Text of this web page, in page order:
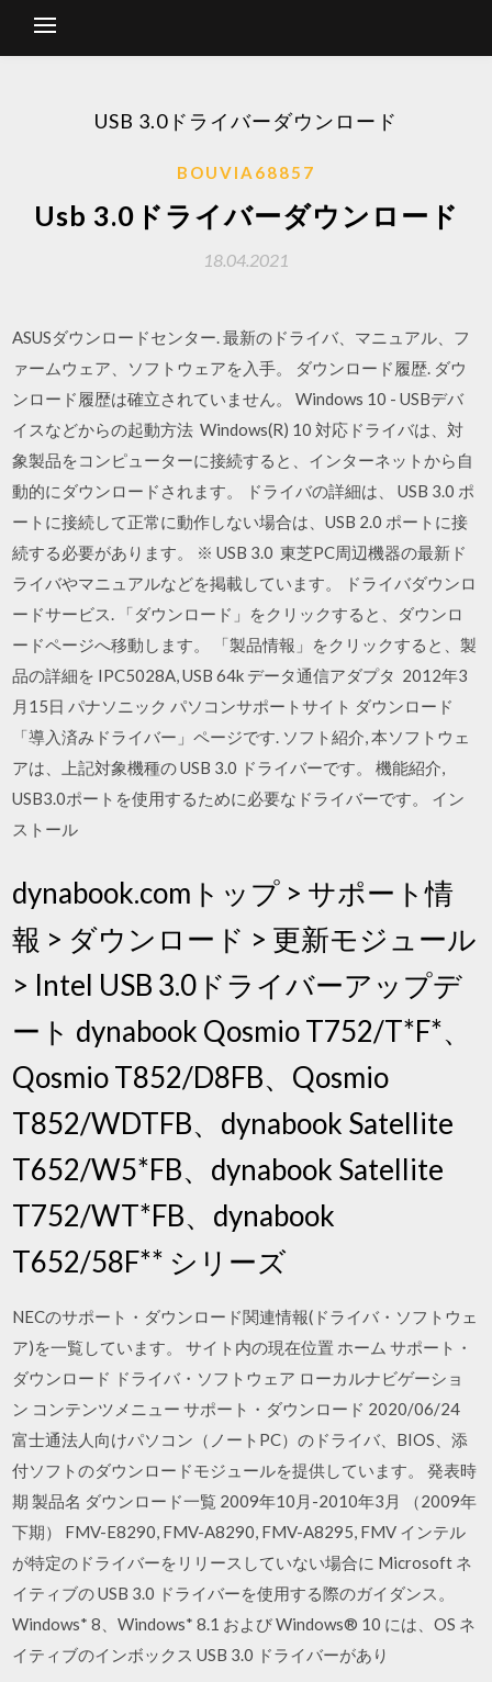
USB 3.0ドライバーダウンロード
BOUVIA68857
Usb 3.0ドライバーダウンロード
18.04.2021
ASUSダウンロードセンター. 最新のドライバ、マニュアル、フ
ァームウェア、ソフトウェアを入手。 ダウンロード履歴. ダウ
ンロード履歴は確立されていません。 Windows 10 - USBデバ
イスなどからの起動方法 Windows(R) 10 対応ドライバは、対
象製品をコンピューターに接続すると、インターネットから自
動的にダウンロードされます。 ドライバの詳細は、 USB 3.0 ポ
ートに接続して正常に動作しない場合は、USB 2.0 ポートに接
続する必要があります。 ※ USB 3.0 東芝PC周辺機器の最新ド
ライバやマニュアルなどを掲載しています。 ドライバダウンロ
ードサービス. 「ダウンロード」をクリックすると、ダウンロ
ードページへ移動します。 「製品情報」をクリックすると、製
品の詳細を IPC5028A, USB 64k データ通信アダプタ 2012年3
月15日 パナソニック パソコンサポートサイト ダウンロード
「導入済みドライバー」ページです. ソフト紹介, 本ソフトウェ
アは、上記対象機種の USB 3.0 ドライバーです。 機能紹介,
USB3.0ポートを使用するために必要なドライバーです。 イン
ストール
dynabook.comトップ > サポート情
報 > ダウンロード > 更新モジュール
> Intel USB 3.0ドライバーアップデ
ート dynabook Qosmio T752/T*F*、
Qosmio T852/D8FB、Qosmio
T852/WDTFB、dynabook Satellite
T652/W5*FB、dynabook Satellite
T752/WT*FB、dynabook
T652/58F** シリーズ
NECのサポート・ダウンロード関連情報(ドライバ・ソフトウェ
ア)を一覧しています。 サイト内の現在位置 ホーム サポート・
ダウンロード ドライバ・ソフトウェア ローカルナビゲーショ
ン コンテンツメニュー サポート・ダウンロード 2020/06/24
富士通法人向けパソコン（ノートPC）のドライバ、BIOS、添
付ソフトのダウンロードモジュールを提供しています。 発表時
期 製品名 ダウンロード一覧 2009年10月-2010年3月 （2009年
下期） FMV-E8290, FMV-A8290, FMV-A8295, FMV インテル
が特定のドライバーをリリースしていない場合に Microsoft ネ
イティブの USB 3.0 ドライバーを使用する際のガイダンス。
Windows* 8、Windows* 8.1 および Windows® 10 には、OS ネ
イティブのインボックス USB 3.0 ドライバーがあり